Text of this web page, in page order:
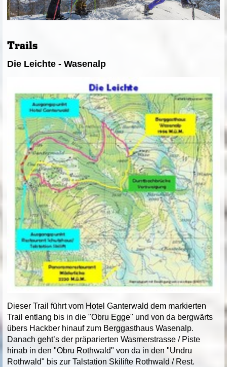
Trails
Die Leichte - Wasenalp
Dieser Trail führt vom Hotel Ganterwald dem markierten
Trail entlang bis in die "Obru Egge" und von da bergwärts
übers Hackber hinauf zum Berggasthaus Wasenalp.
Danach geht’s der präparierten Wasmerstrasse / Piste
hinab in den "Obru Rothwald" von da in den "Undru
Rothwald" bis zur Talstation Skilifte Rothwald / Rest.